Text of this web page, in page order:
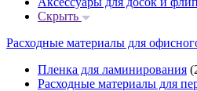
Скрыть
Расходные материалы для
Пленка для ламинирования
Расходные материалы для